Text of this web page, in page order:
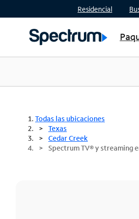
Residencial
Todas las ubicaciones
Texas
Cedar Creek
Spectrum TV® y streaming